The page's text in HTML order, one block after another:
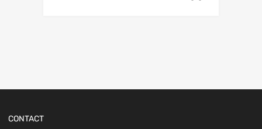
CONTACT